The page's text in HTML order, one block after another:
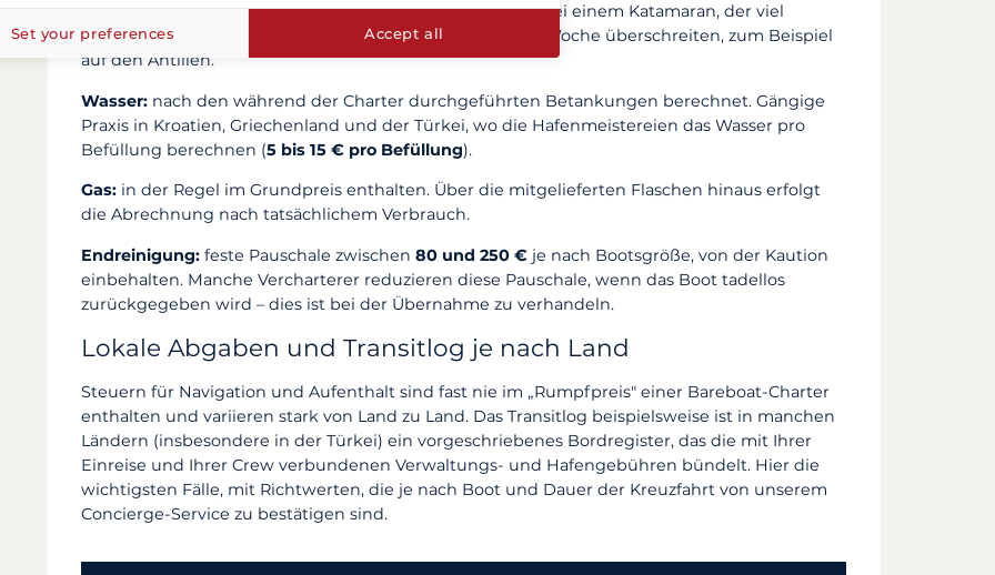
bis 250 € pro Wochebei überwiegend segelnder Fahrt. Bei einem Katamaran, der viel
motort, steigt die Rechnung schnell: Sie kann 400 € pro Woche überschreiten, zum Beispiel
auf den Antillen.
Wasser: nach den während der Charter durchgeführten Betankungen berechnet. Gängige
Praxis in Kroatien, Griechenland und der Türkei, wo die Hafenmeistereien das Wasser pro
Befüllung berechnen (5 bis 15 € pro Befüllung).
Gas: in der Regel im Grundpreis enthalten. Über die mitgelieferten Flaschen hinaus erfolgt
die Abrechnung nach tatsächlichem Verbrauch.
Endreinigung: feste Pauschale zwischen80 und 250 € je nach Bootsgröße, von der Kaution
einbehalten. Manche Vercharterer reduzieren diese Pauschale, wenn das Boot tadellos
zurückgegeben wird – dies ist bei der Übernahme zu verhandeln.
Lokale Abgaben und Transitlog je nach Land
Steuern für Navigation und Aufenthalt sind fast nie im „Rumpfpreis" einer Bareboat-Charter
enthalten und variieren stark von Land zu Land. Das Transitlog beispielsweise ist in manchen
Ländern (insbesondere in der Türkei) ein vorgeschriebenes Bordregister, das die mit Ihrer
Einreise und Ihrer Crew verbundenen Verwaltungs- und Hafengebühren bündelt. Hier die
wichtigsten Fälle, mit Richtwerten, die je nach Boot und Dauer der Kreuzfahrt von unserem
Concierge-Service zu bestätigen sind.
Set your preferences Accept all